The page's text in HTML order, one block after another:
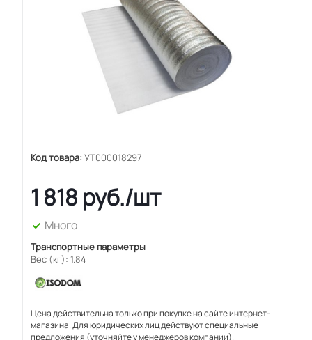
Код товара: УТ000018297
1 818 руб./шт
Много
Транспортные параметры
Вес (кг): 1.84
Цена действительна только при покупке на сайте интернет-
магазина. Для юридических лиц действуют специальные
предложения (уточняйте у менеджеров компании).